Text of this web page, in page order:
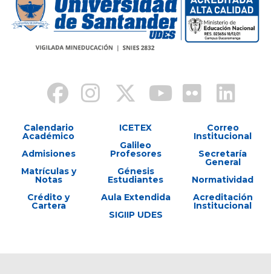
Calendario
Académico
Admisiones
Matrículas y
Notas
Crédito y
Cartera
ICETEX
Galileo
Profesores
Génesis
Estudiantes
Aula Extendida
SIGIIP UDES
Correo
Institucional
Secretaría
General
Normatividad
Acreditación
Institucional